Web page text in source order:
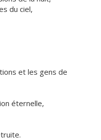
du ciel,
et les gens de
éternelle,